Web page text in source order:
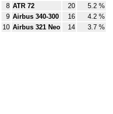
8 ATR 72 20
5.2 %
9 Airbus 340-300 16
4.2 %
10 Airbus 321 Neo 14 3.7 %